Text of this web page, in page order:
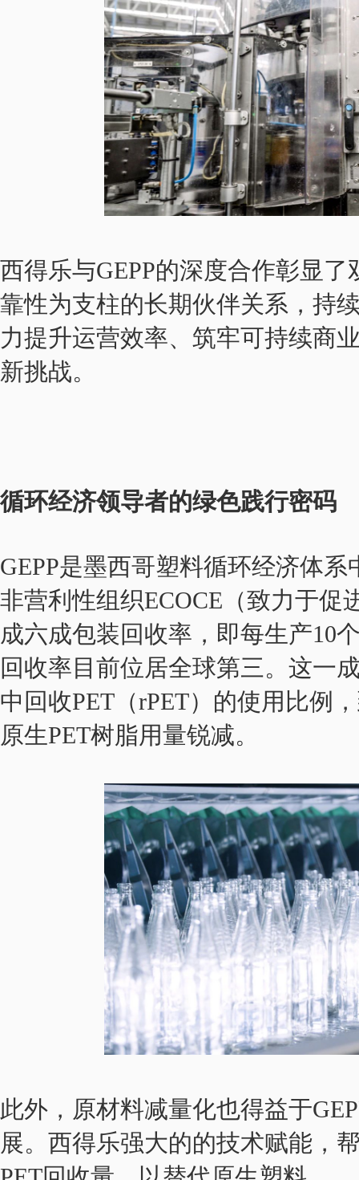
西得乐与GEPP的深度合作彰显
靠性为支柱的长期伙伴关系，持
力提升运营效率、筑牢可持续商
新挑战。
循环经济领导者的绿色践行密码
GEPP是墨西哥塑料循环经济体
非营利性组织ECOCE（致力于
成六成包装回收率，即每生产10
回收率目前位居全球第三。这一
中回收PET（rPET）的使用比例
原生PET树脂用量锐减。
此外，原材料减量化也得益于
展。西得乐强大的的技术赋能，